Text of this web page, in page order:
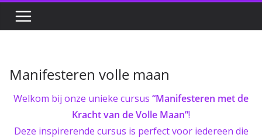
Manifesteren volle maan
Welkom bij onze unieke cursus “Manifesteren met de
Kracht van de Volle Maan”!
Deze inspirerende cursus is perfect voor iedereen die